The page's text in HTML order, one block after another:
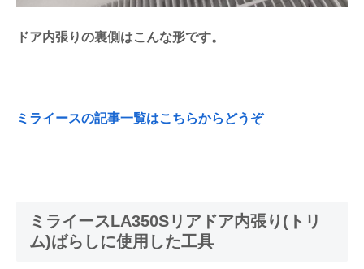
ドア内張りの裏側はこんな形です。
ミライースの記事一覧はこちらからどうぞ
ミライースLA350Sリアドア内張り(トリ
ム)ばらしに使用した工具